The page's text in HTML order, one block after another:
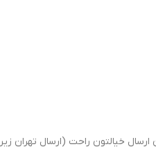
زیر 2 ساعت شهرستان همان روز تحویل باربری)